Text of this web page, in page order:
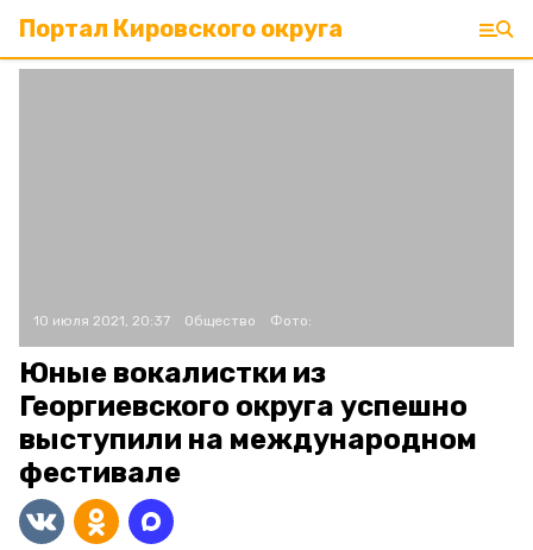
Портал Кировского округа
10 июля 2021, 20:37 Общество Фото:
Юные вокалистки из
Георгиевского округа успешно
выступили на международном
фестивале